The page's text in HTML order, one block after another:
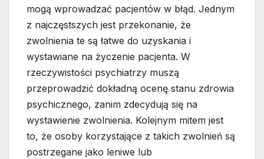
mogą wprowadzać pacjentów w błąd. Jednym
z najczęstszych jest przekonanie, że
zwolnienia te są łatwe do uzyskania i
wystawiane na życzenie pacjenta. W
rzeczywistości psychiatrzy muszą
przeprowadzić dokładną ocenę stanu zdrowia
psychicznego, zanim zdecydują się na
wystawienie zwolnienia. Kolejnym mitem jest
to, że osoby korzystające z takich zwolnień są
postrzegane jako leniwe lub